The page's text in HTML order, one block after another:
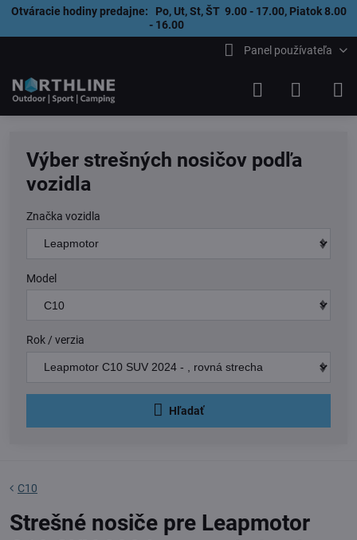
Otváracie hodiny predajne: Po, Ut, St, ŠT 9.00 - 17.00, Piatok 8.00
- 16.00
Panel používateľa
Výber strešných nosičov podľa
vozidla
Značka vozidla
Model
Rok / verzia
Hľadať
C10
Strešné nosiče pre Leapmotor